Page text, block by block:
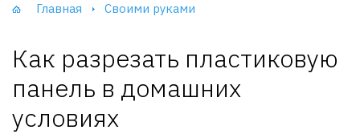
Главная Своими руками
Как разрезать пластиковую
панель в домашних
условиях